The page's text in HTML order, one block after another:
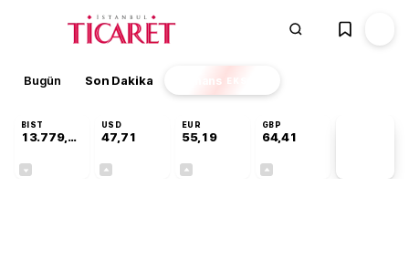
Bugün Son Dakika Finans EKSTRA
BIST
13.779,39
USD
47,71
EUR
55,19
GBP
64,41